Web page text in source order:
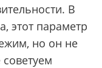
В
этот параметр
но он не